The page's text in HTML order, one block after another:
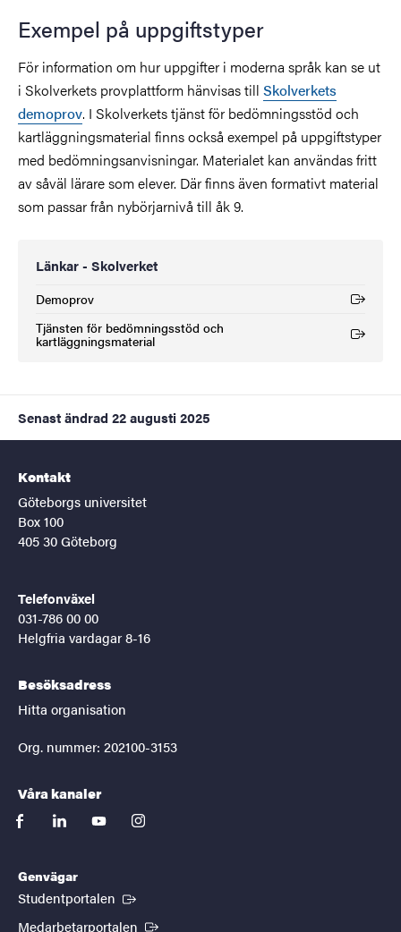
Exempel på uppgiftstyper
För information om hur uppgifter i moderna språk kan se ut
i Skolverkets provplattform hänvisas till Skolverkets
demoprov. I Skolverkets tjänst för bedömningsstöd och
kartläggningsmaterial finns också exempel på uppgiftstyper
med bedömningsanvisningar. Materialet kan användas fritt
av såväl lärare som elever. Där finns även formativt material
som passar från nybörjarnivå till åk 9.
Länkar - Skolverket
Demoprov
(Extern länk)
Tjänsten för bedömningsstöd och
kartläggningsmaterial
(Extern länk)
Senast ändrad 22 augusti 2025
Kontakt
Göteborgs universitet
Box 100
405 30 Göteborg
Telefonväxel
031-786 00 00
Helgfria vardagar 8-16
Besöksadress
Hitta organisation
Org. nummer: 202100-3153
Våra kanaler
facebooklinkedinyoutubeinstagram
Genvägar
Studentportalen (Extern länk)
Medarbetarportalen (Extern länk)